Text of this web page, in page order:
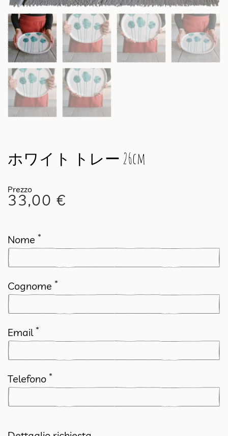
ホワイト トレー 26cm
33,00 €
Nome *
Cognome *
Email *
Telefono *